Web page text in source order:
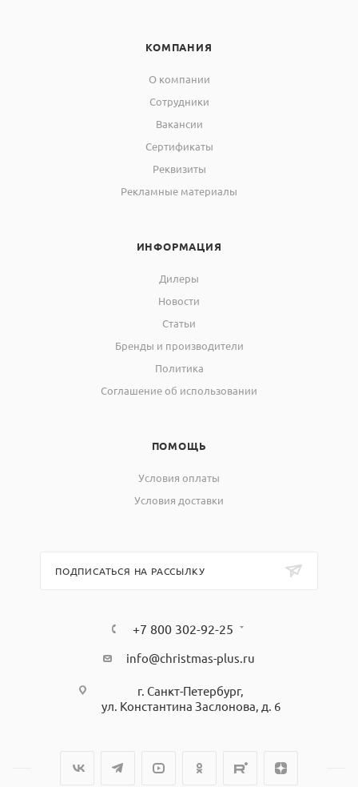
КОМПАНИЯ
О компании
Сотрудники
Вакансии
Сертификаты
Реквизиты
Рекламные материалы
ИНФОРМАЦИЯ
Дилеры
Новости
Статьи
Бренды и производители
Политика
Соглашение об использовании
ПОМОЩЬ
Условия оплаты
Условия доставки
ПОДПИСАТЬСЯ НА РАССЫЛКУ
+7 800 302-92-25
info@christmas-plus.ru
г. Санкт-Петербург,
ул. Константина Заслонова, д. 6